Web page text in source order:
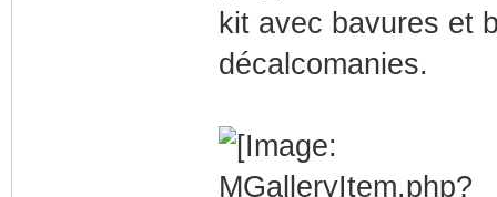
kit avec bavures et
décalcomanies.